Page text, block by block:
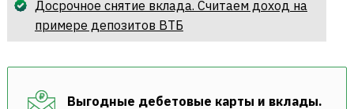
Досрочное снятие вклада. Считаем доход на
примере депозитов ВТБ
Выгодные дебетовые карты и вклады.